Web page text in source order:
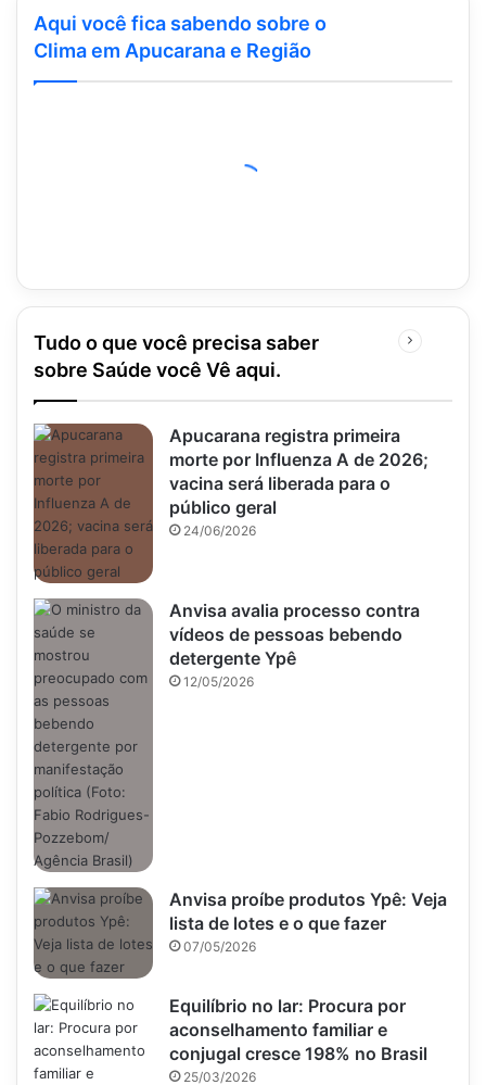
Aqui você fica sabendo sobre o
Clima em Apucarana e Região
Tudo o que você precisa saber
sobre Saúde você Vê aqui.
Próxima
Apucarana registra primeira
morte por Influenza A de 2026;
vacina será liberada para o
público geral
24/06/2026
Anvisa avalia processo contra
vídeos de pessoas bebendo
detergente Ypê
12/05/2026
Anvisa proíbe produtos Ypê: Veja
lista de lotes e o que fazer
07/05/2026
Equilíbrio no lar: Procura por
aconselhamento familiar e
conjugal cresce 198% no Brasil
25/03/2026